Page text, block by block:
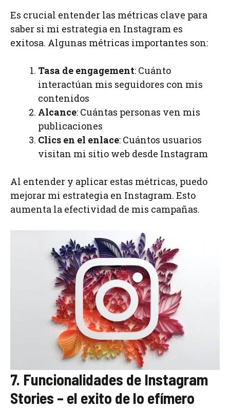
Es crucial entender las métricas clave para
saber si mi estrategia en Instagram es
exitosa. Algunas métricas importantes son:
Tasa de engagement: Cuánto
interactúan mis seguidores con mis
contenidos
Alcance: Cuántas personas ven mis
publicaciones
Clics en el enlace: Cuántos usuarios
visitan mi sitio web desde Instagram
Al entender y aplicar estas métricas, puedo
mejorar mi estrategia en Instagram. Esto
aumenta la efectividad de mis campañas.
7. Funcionalidades de Instagram
Stories – el exito de lo efímero